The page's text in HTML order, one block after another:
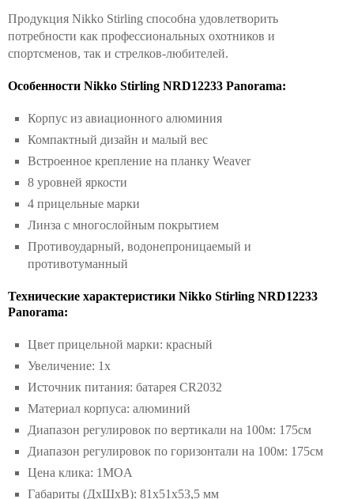
Продукция Nikko Stirling способна удовлетворить
потребности как профессиональных охотников и
спортсменов, так и стрелков-любителей.
Особенности Nikko Stirling NRD12233 Panorama:
Корпус из авиационного алюминия
Компактный дизайн и малый вес
Встроенное крепление на планку Weaver
8 уровней яркости
4 прицельные марки
Линза с многослойным покрытием
Противоударный, водонепроницаемый и
противотуманный
Технические характеристики Nikko Stirling NRD12233
Panorama:
Цвет прицельной марки: красный
Увеличение: 1x
Источник питания: батарея CR2032
Материал корпуса: алюминий
Диапазон регулировок по вертикали на 100м: 175см
Диапазон регулировок по горизонтали на 100м: 175см
Цена клика: 1MOA
Габариты (ДхШхВ): 81x51x53,5 мм